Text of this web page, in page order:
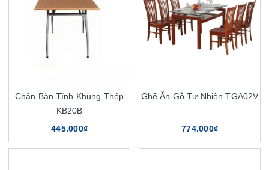
Chân Bàn Tĩnh Khung Thép
KB20B
445.000₫
Ghế Ăn Gỗ Tự Nhiên TGA02V
774.000₫